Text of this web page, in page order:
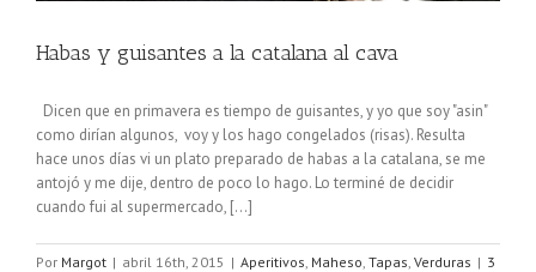
Habas y guisantes a la catalana al cava
Dicen que en primavera es tiempo de guisantes, y yo que soy "asin"
como dirían algunos, voy y los hago congelados (risas). Resulta
hace unos días vi un plato preparado de habas a la catalana, se me
antojó y me dije, dentro de poco lo hago. Lo terminé de decidir
cuando fui al supermercado, [...]
Por Margot | abril 16th, 2015 | Aperitivos Maheso Tapas Verduras | 3